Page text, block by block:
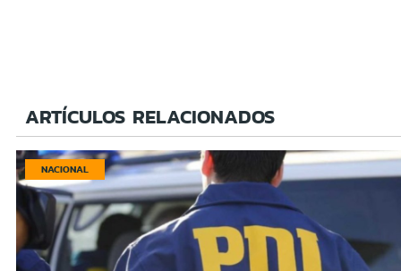
ARTÍCULOS RELACIONADOS
NACIONAL